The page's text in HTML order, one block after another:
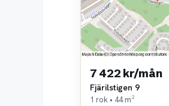
7 422 kr/mån
Fjärilstigen 9
1 rok • 44 m²